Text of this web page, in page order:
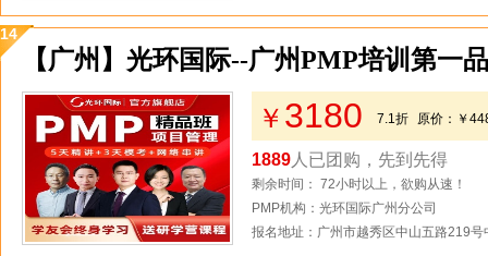
14
【广州】光环国际--广州PMP培训第一
￥ 3180 7.1折 原价： ￥
1889 人已团购，先到先得
剩余时间： 72小时以上，欲购从速！
PMP机构：光环国际广州分公司
报名地址：广州市越秀区中山五路219